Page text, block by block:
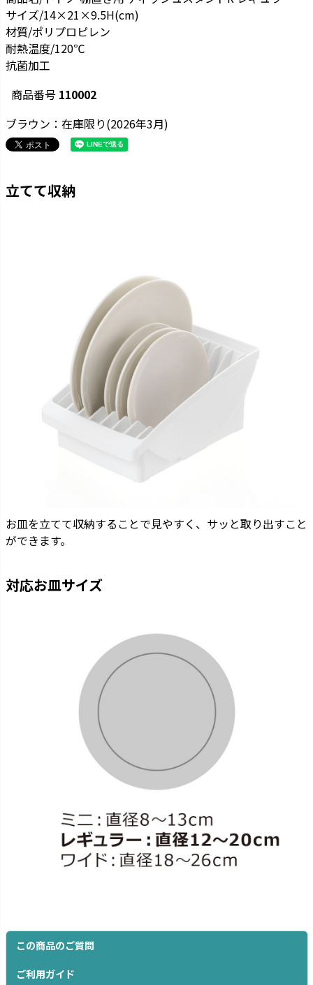
サイズ/14×21×9.5H(cm)
材質/ポリプロピレン
耐熱温度/120℃
抗菌加工
商品番号 110002
ブラウン：在庫限り(2026年3月)
立てて収納
お皿を立てて収納することで見やすく、サッと取り出すこと
ができます。
対応お皿サイズ
この商品のご質問
ご利用ガイド